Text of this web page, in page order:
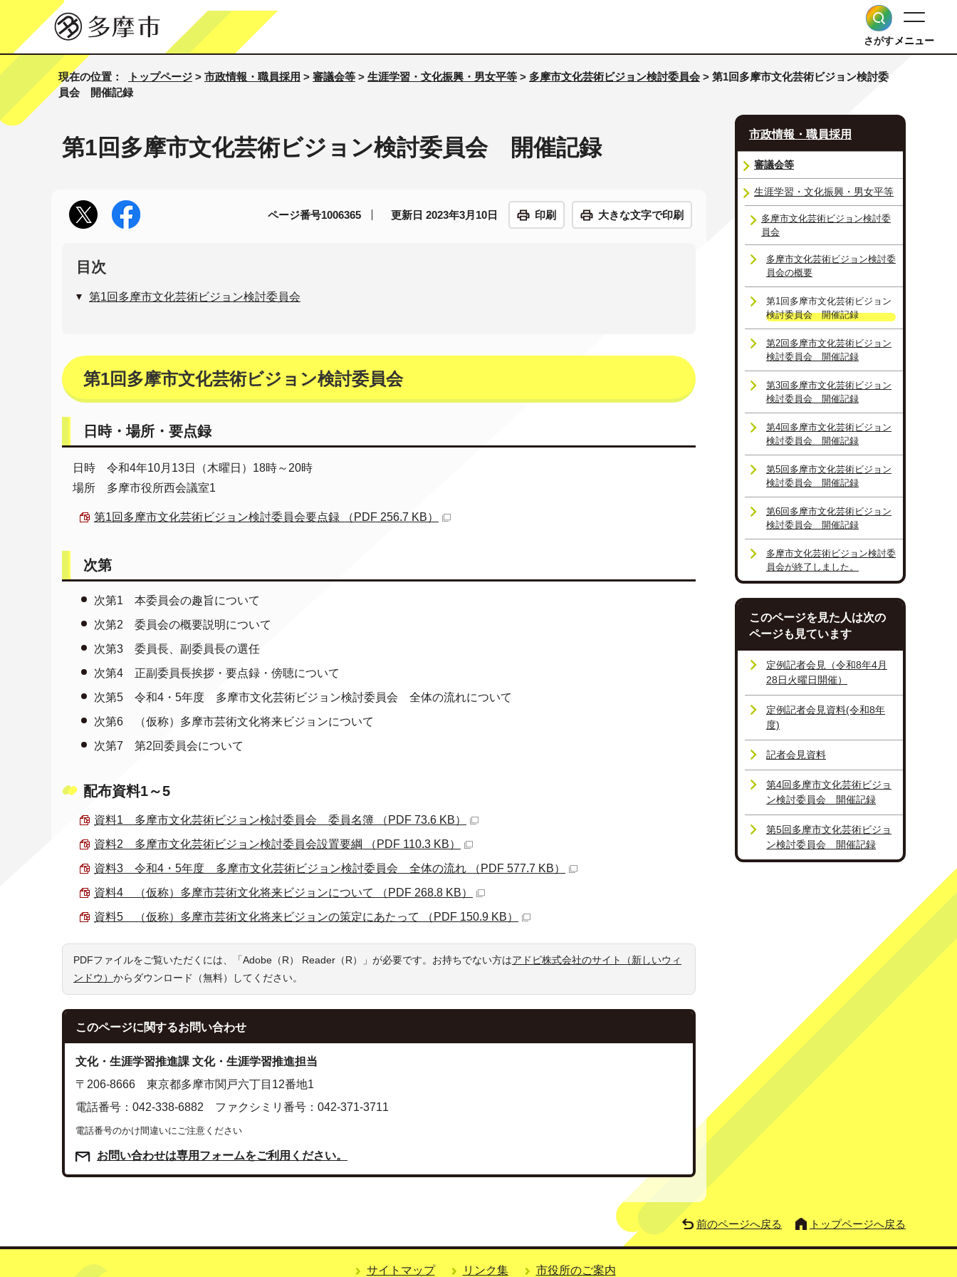
さがすメニュー
現在の位置： トップページ > 市政情報・職員採用 > 審議会等 > 生涯学習・文化振興・男女平等 > 多摩市文化芸術ビジョン検討委員会 > 第1回多摩市文化芸術ビジョン検討委
員会 開催記録
第1回多摩市文化芸術ビジョン検討委員会 開催記録
ページ番号1006365 更新日 2023年3月10日 印刷 大きな文字で印刷
目次
第1回多摩市文化芸術ビジョン検討委員会
第1回多摩市文化芸術ビジョン検討委員会
日時・場所・要点録
日時 令和4年10月13日（木曜日）18時～20時
場所 多摩市役所西会議室1
第1回多摩市文化芸術ビジョン検討委員会要点録 （PDF 256.7 KB）
次第
次第1 本委員会の趣旨について
次第2 委員会の概要説明について
次第3 委員長、副委員長の選任
次第4 正副委員長挨拶・要点録・傍聴について
次第5 令和4・5年度 多摩市文化芸術ビジョン検討委員会 全体の流れについて
次第6 （仮称）多摩市芸術文化将来ビジョンについて
次第7 第2回委員会について
配布資料1～5
資料1 多摩市文化芸術ビジョン検討委員会 委員名簿 （PDF 73.6 KB）
資料2 多摩市文化芸術ビジョン検討委員会設置要綱 （PDF 110.3 KB）
資料3 令和4・5年度 多摩市文化芸術ビジョン検討委員会 全体の流れ （PDF 577.7 KB）
資料4 （仮称）多摩市芸術文化将来ビジョンについて （PDF 268.8 KB）
資料5 （仮称）多摩市芸術文化将来ビジョンの策定にあたって （PDF 150.9 KB）
PDFファイルをご覧いただくには、「Adobe（R） Reader（R）」が必要です。お持ちでない方はアドビ株式会社のサイト（新しいウィ
ンドウ） からダウンロード（無料）してください。
このページに関するお問い合わせ
文化・生涯学習推進課 文化・生涯学習推進担当
〒206-8666 東京都多摩市関戸六丁目12番地1
電話番号：042-338-6882 ファクシミリ番号：042-371-3711
電話番号のかけ間違いにご注意ください
お問い合わせは専用フォームをご利用ください。
市政情報・職員採用
審議会等
生涯学習・文化振興・男女平等
多摩市文化芸術ビジョン検討委
員会
多摩市文化芸術ビジョン検討委
員会の概要
第1回多摩市文化芸術ビジョン
検討委員会 開催記録
第2回多摩市文化芸術ビジョン
検討委員会 開催記録
第3回多摩市文化芸術ビジョン
検討委員会 開催記録
第4回多摩市文化芸術ビジョン
検討委員会 開催記録
第5回多摩市文化芸術ビジョン
検討委員会 開催記録
第6回多摩市文化芸術ビジョン
検討委員会 開催記録
多摩市文化芸術ビジョン検討委
員会が終了しました。
このページを見た人は次の
ページも見ています
定例記者会見（令和8年4月
28日火曜日開催）
定例記者会見資料(令和8年
度)
記者会見資料
第4回多摩市文化芸術ビジョ
ン検討委員会 開催記録
第5回多摩市文化芸術ビジョ
ン検討委員会 開催記録
前のページへ戻る トップページへ戻る
サイトマップ リンク集 市役所のご案内